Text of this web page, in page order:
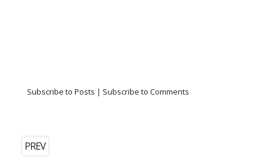
Subscribe to Posts | Subscribe to Comments
PREV